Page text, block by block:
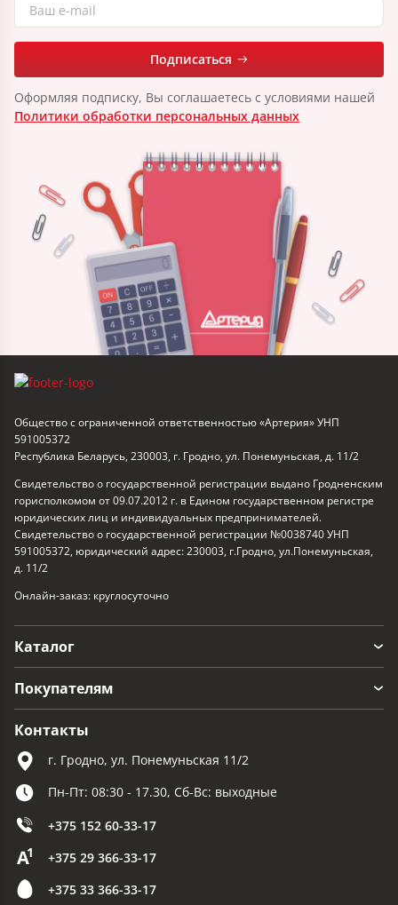
Подписаться
Оформляя подписку, Вы соглашаетесь с условиями нашей
Политики обработки персональных данных
Общество с ограниченной ответственностью «Артерия» УНП
591005372
Республика Беларусь, 230003, г. Гродно, ул. Понемуньская, д. 11/2
Свидетельство о государственной регистрации выдано Гродненским
горисполкомом от 09.07.2012 г. в Едином государственном регистре
юридических лиц и индивидуальных предпринимателей.
Свидетельство о государственной регистрации №0038740 УНП
591005372, юридический адрес: 230003, г.Гродно, ул.Понемуньская,
д. 11/2
Онлайн-заказ: круглосуточно
Каталог
Покупателям
Контакты
г. Гродно, ул. Понемуньская 11/2
Пн-Пт: 08:30 - 17.30, Сб-Вс: выходные
+375 152 60-33-17
+375 29 366-33-17
+375 33 366-33-17